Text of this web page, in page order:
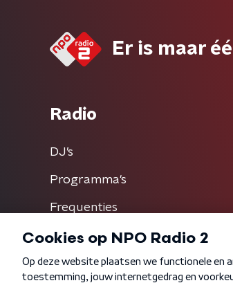
Er is maar
Radio
DJ’s
Programma's
Frequenties